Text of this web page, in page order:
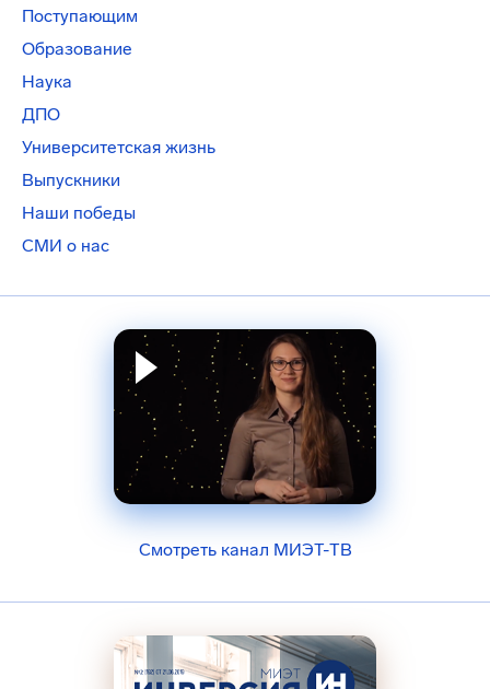
Поступающим
Образование
Наука
ДПО
Университетская жизнь
Выпускники
Наши победы
СМИ о нас
Смотреть канал МИЭТ-ТВ